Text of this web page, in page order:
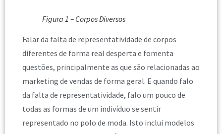
Figura 1 – Corpos Diversos
Falar da falta de representatividade de corpos
diferentes de forma real desperta e fomenta
questões, principalmente as que são relacionadas ao
marketing de vendas de forma geral. E quando falo
da falta de representatividade, falo um pouco de
todas as formas de um indivíduo se sentir
representado no polo de moda. Isto inclui modelos